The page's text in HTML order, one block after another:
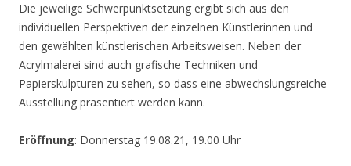
Die jeweilige Schwerpunktsetzung ergibt sich aus den
individuellen Perspektiven der einzelnen Künstlerinnen und
den gewählten künstlerischen Arbeitsweisen. Neben der
Acrylmalerei sind auch grafische Techniken und
Papierskulpturen zu sehen, so dass eine abwechslungsreiche
Ausstellung präsentiert werden kann.
Eröffnung: Donnerstag 19.08.21, 19.00 Uhr